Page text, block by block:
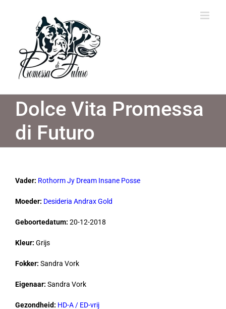
Dolce Vita Promessa
di Futuro
Vader: Rothorm Jy Dream Insane Posse
Moeder: Desideria Andrax Gold
Geboortedatum: 20-12-2018
Kleur: Grijs
Fokker: Sandra Vork
Eigenaar: Sandra Vork
Gezondheid: HD-A / ED-vrij